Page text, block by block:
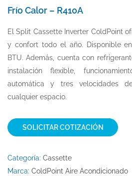
Frío Calor – R410A
El Split Cassette Inverter ColdPoint
y confort todo el año. Disponible
BTU. Además, cuenta con
instalación flexible,
automática y tres velocidades
cualquier espacio.
SOLICITAR COTIZACIÓN
Categoría: Cassette
Marca: ColdPoint Aire Acondicionado